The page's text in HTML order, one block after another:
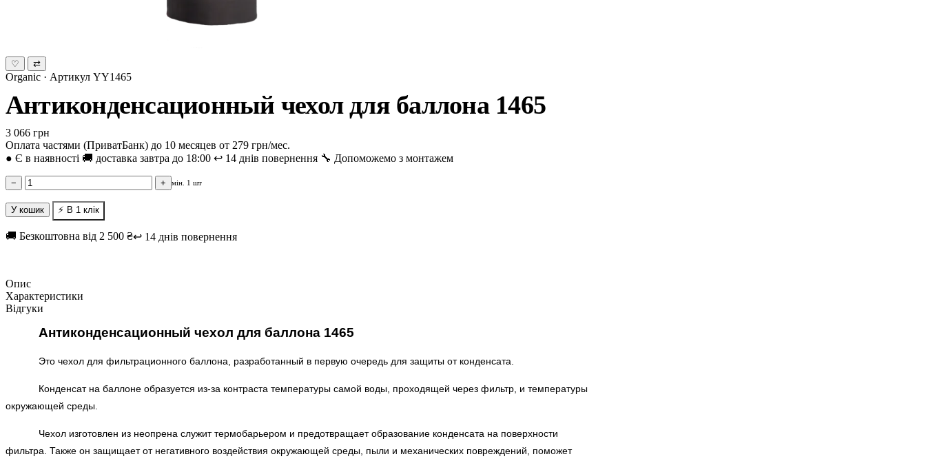
♡ ⇄
Organic · Артикул YY1465
Антиконденсационный чехол для баллона 1465
3 066 грн
Оплата частями (ПриватБанк) до 10 месяцев от 279 грн/мес.
● Є в наявності 🚚 доставка завтра до 18:00 ↩️ 14 днів повернення 🔧 Допоможемо з монтажем
− + мін. 1 шт
У кошик ⚡ В 1 клік
🚚 Безкоштовна від 2 500 ₴↩️ 14 днів повернення
Опис
Характеристики
Відгуки
Антиконденсационный чехол для баллона 1465
Это чехол для фильтрационного баллона, разработанный в первую очередь для защиты от конденсата.
Конденсат на баллоне образуется из-за контраста температуры самой воды, проходящей через фильтр, и температуры
окружающей среды.
Чехол изготовлен из неопрена служит термобарьером и предотвращает образование конденсата на поверхности
фильтра. Также он защищает от негативного воздействия окружающей среды, пыли и механических повреждений, поможет